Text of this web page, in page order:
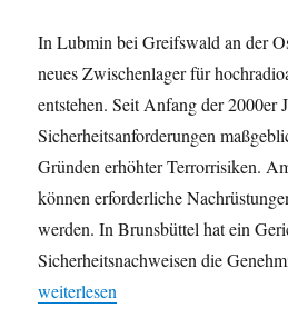
In Lubmin bei Greifswald an der
neues Zwischenlager für
entstehen. Seit Anfang der 2000er
Sicherheitsanforderungen
Gründen erhöhter Terrorrisiken.
können erforderliche
werden. In Brunsbüttel hat ein
Sicherheitsnachweisen die
„Bundesregierung schweigt zu
weiterlesen